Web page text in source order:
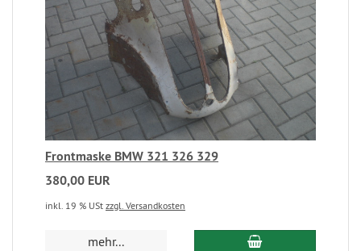
Frontmaske BMW 321 326 329
380,00 EUR
inkl. 19 % USt zzgl. Versandkosten
mehr...